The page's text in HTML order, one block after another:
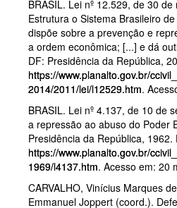
BRASIL. Lei nº 12.529, de 30
Estrutura o Sistema Brasileiro
dispõe sobre a prevenção e
a ordem econômica; [...] e dá
DF: Presidência da República,
https://www.planalto.gov.br/
2014/2011/lei/l12529.htm.
BRASIL. Lei nº 4.137, de 10 de
a repressão ao abuso do Poder
Presidência da República, 1962.
https://www.planalto.gov.br/
1969/l4137.htm. Acesso em: 20
CARVALHO, Vinícius Marques
Emmanuel Joppert (coord.).